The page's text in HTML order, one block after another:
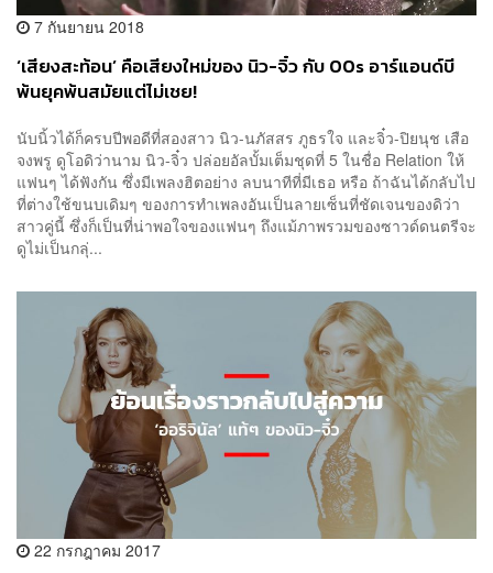
7 กันยายน 2018
‘เสียงสะท้อน’ คือเสียงใหม่ของ นิว-จิ๋ว กับ 00s อาร์แอนด์บี
พ้นยุคพ้นสมัยแต่ไม่เชย!
นับนิ้วได้ก็ครบปีพอดีที่สองสาว นิว-นภัสสร ภูธรใจ และจิ๋ว-ปิยนุช เสือ
จงพรู ดูโอดิว่านาม นิว-จิ๋ว ปล่อยอัลบั้มเต็มชุดที่ 5 ในชื่อ Relation ให้
แฟนๆ ได้ฟังกัน ซึ่งมีเพลงฮิตอย่าง ลบนาทีที่มีเธอ หรือ ถ้าฉันได้กลับไป
ที่ต่างใช้ขนบเดิมๆ ของการทำเพลงอันเป็นลายเซ็นที่ชัดเจนของดิว่า
สาวคู่นี้ ซึ่งก็เป็นที่น่าพอใจของแฟนๆ ถึงแม้ภาพรวมของซาวด์ดนตรีจะ
ดูไม่เป็นกลุ่...
22 กรกฎาคม 2017